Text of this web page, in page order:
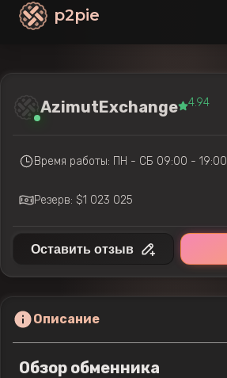
p2pie
AzimutExchange 4.94
Время работы: ПН - СБ 09:00 - 19:00
Резерв: $1 023 025
Оставить отзыв
Описание
Обзор обменника